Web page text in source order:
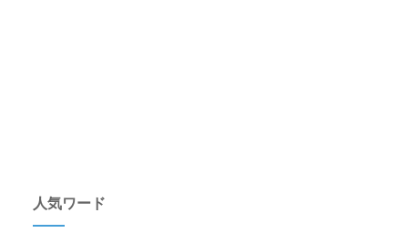
人気ワード